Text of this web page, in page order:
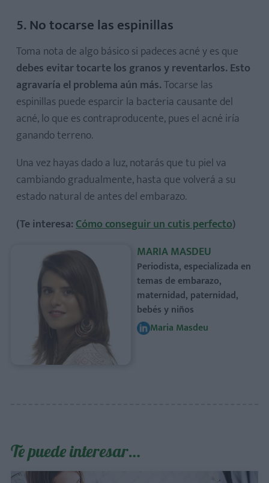
5. No tocarse las espinillas
Toma nota de algo básico si padeces acné y es que
debes evitar tocarte los granos y reventarlos. Esto
agravaría el problema aún más.Tocarse las
espinillas puede esparcir la bacteria causante del
acné, lo que es contraproducente, pues el acné iría
ganando terreno.
Una vez hayas dado a luz, notarás que tu piel va
cambiando gradualmente, hasta que volverá a su
estado natural de antes del embarazo.
(Te interesa:Cómo conseguir un cutis perfecto)
MARIA MASDEU
Periodista, especializada en
temas de embarazo,
maternidad, paternidad,
bebés y niños
Maria Masdeu
Te puede interesar…